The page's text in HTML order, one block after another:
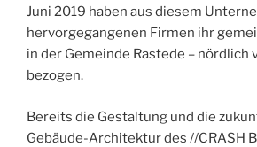
Juni 2019 haben aus diesem
hervorgegangenen Firmen ihr
in der Gemeinde Rastede – nördlich
bezogen.
Bereits die Gestaltung und die
Gebäude-Architektur des //CRASH